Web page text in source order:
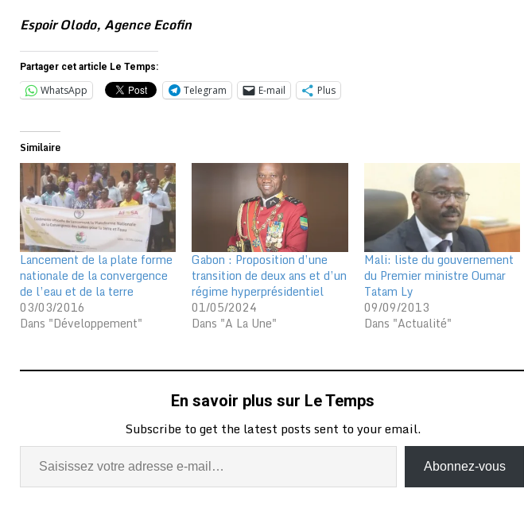
Espoir Olodo, Agence Ecofin
Partager cet article Le Temps:
WhatsApp Telegram E-mail Plus
Similaire
Lancement de la plate forme
nationale de la convergence
de l’eau et de la terre
03/03/2016
Dans "Développement"
Gabon : Proposition d’une
transition de deux ans et d’un
régime hyperprésidentiel
01/05/2024
Dans "A La Une"
Mali: liste du gouvernement
du Premier ministre Oumar
Tatam Ly
09/09/2013
Dans "Actualité"
En savoir plus sur Le Temps
Subscribe to get the latest posts sent to your email.
Abonnez-vous